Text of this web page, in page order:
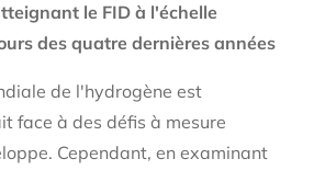
le FID à l'échelle
des quatre dernières années
de l'hydrogène est
face à des défis à mesure
Cependant, en examinant